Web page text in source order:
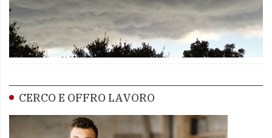
CERCO E OFFRO LAVORO